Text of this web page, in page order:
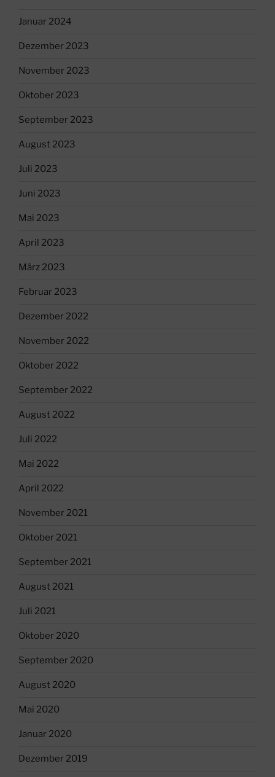
Januar 2024
Dezember 2023
November 2023
Oktober 2023
September 2023
August 2023
Juli 2023
Juni 2023
Mai 2023
April 2023
März 2023
Februar 2023
Dezember 2022
November 2022
Oktober 2022
September 2022
August 2022
Juli 2022
Mai 2022
April 2022
November 2021
Oktober 2021
September 2021
August 2021
Juli 2021
Oktober 2020
September 2020
August 2020
Mai 2020
Januar 2020
Dezember 2019